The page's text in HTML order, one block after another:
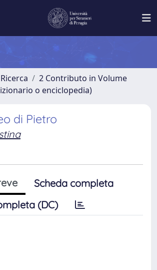
2 Contributo in Volume
o enciclopedia)
di Pietro
Scheda completa
(DC)